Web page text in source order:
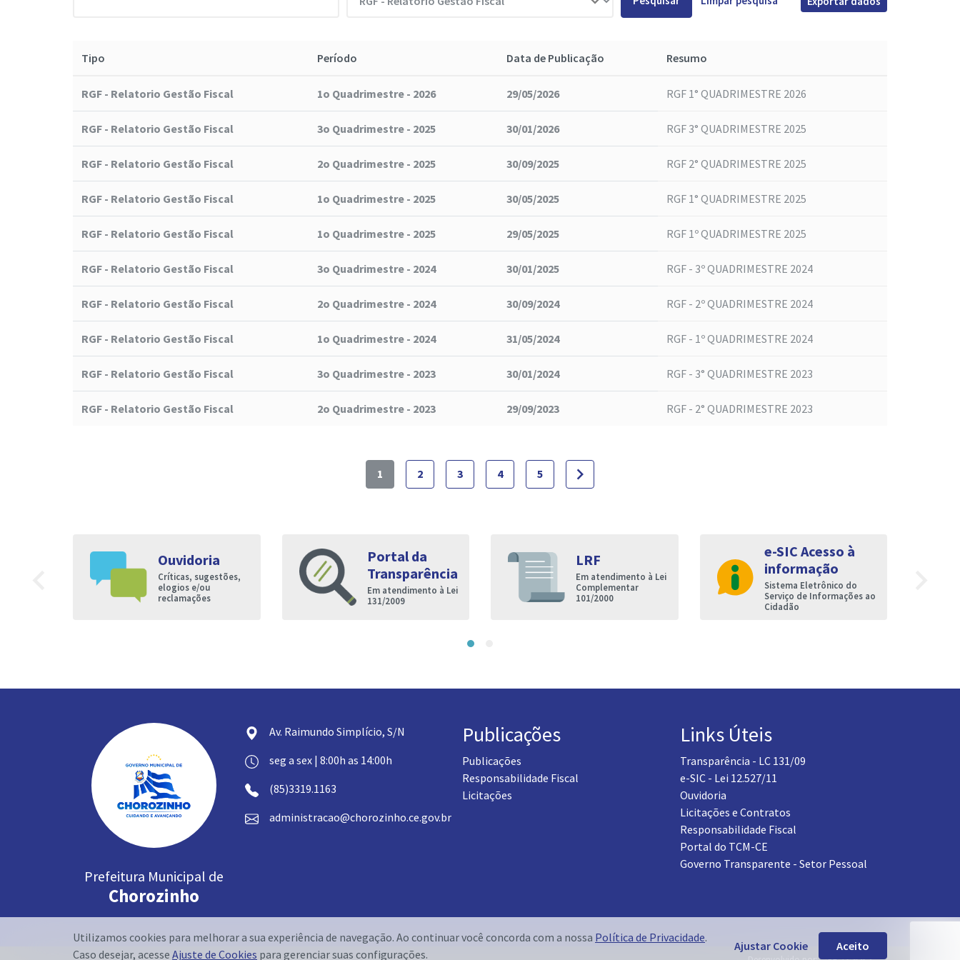
Tipo Período Data de Publicação Resumo
RGF - Relatorio Gestão Fiscal 1o Quadrimestre - 2026 29/05/2026 RGF 1° QUADRIMESTRE 2026
RGF - Relatorio Gestão Fiscal 3o Quadrimestre - 2025 30/01/2026 RGF 3° QUADRIMESTRE 2025
RGF - Relatorio Gestão Fiscal 2o Quadrimestre - 2025 30/09/2025 RGF 2° QUADRIMESTRE 2025
RGF - Relatorio Gestão Fiscal 1o Quadrimestre - 2025 30/05/2025 RGF 1° QUADRIMESTRE 2025
RGF - Relatorio Gestão Fiscal 1o Quadrimestre - 2025 29/05/2025 RGF 1º QUADRIMESTRE 2025
RGF - Relatorio Gestão Fiscal 3o Quadrimestre - 2024 30/01/2025 RGF - 3º QUADRIMESTRE 2024
RGF - Relatorio Gestão Fiscal 2o Quadrimestre - 2024 30/09/2024 RGF - 2º QUADRIMESTRE 2024
RGF - Relatorio Gestão Fiscal 1o Quadrimestre - 2024 31/05/2024 RGF - 1º QUADRIMESTRE 2024
RGF - Relatorio Gestão Fiscal 3o Quadrimestre - 2023 30/01/2024 RGF - 3° QUADRIMESTRE 2023
RGF - Relatorio Gestão Fiscal 2o Quadrimestre - 2023 29/09/2023 RGF - 2° QUADRIMESTRE 2023
1 2 3 4 5 navigate_next
Ouvidoria
Críticas, sugestões,
elogios e/ou
reclamações
Portal da
Transparência
Em atendimento à Lei
131/2009
LRF
Em atendimento à Lei
Complementar
101/2000
e-SIC Acesso à
informação
Sistema Eletrônico do
Serviço de Informações ao
Cidadão
Prefeitura Municipal de
Chorozinho
Av. Raimundo Simplício, S/N
seg a sex | 8:00h as 14:00h
(85)3319.1163
administracao@chorozinho.ce.gov.br
Publicações
Publicações
Responsabilidade Fiscal
Licitações
Links Úteis
Transparência - LC 131/09
e-SIC - Lei 12.527/11
Ouvidoria
Licitações e Contratos
Responsabilidade Fiscal
Portal do TCM-CE
Governo Transparente - Setor Pessoal
Utilizamos cookies para melhorar a sua experiência de navegação. Ao continuar você concorda com a nossa Política de Privacidade.
Caso desejar, acesse Ajuste de Cookies para gerenciar suas configurações.
Ajustar Cookie Aceito